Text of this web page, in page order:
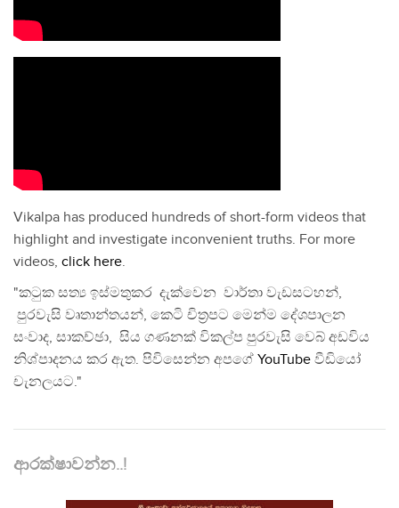
Vikalpa has produced hundreds of short-form videos that
highlight and investigate inconvenient truths. For more
videos, click here.
"කටුක සත්‍ය ඉස්මතුකර දැක්වෙන වාර්තා වැඩසටහන්,
පුරවැසි වෘතාන්තයන්, කෙටි චිත්‍රපට මෙන්ම දේශපාලන
සංවාද, සාකච්ඡා, සිය ගණනක් විකල්ප පුරවැසි වෙබ් අඩවිය
නිශ්පාදනය කර ඇත. පිවිසෙන්න අපගේ YouTube වීඩියෝ
චැනලයට."
ආරක්ෂාවන්න..!